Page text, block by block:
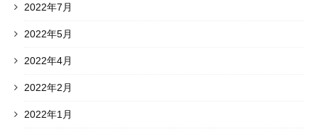
2022年7月
2022年5月
2022年4月
2022年2月
2022年1月